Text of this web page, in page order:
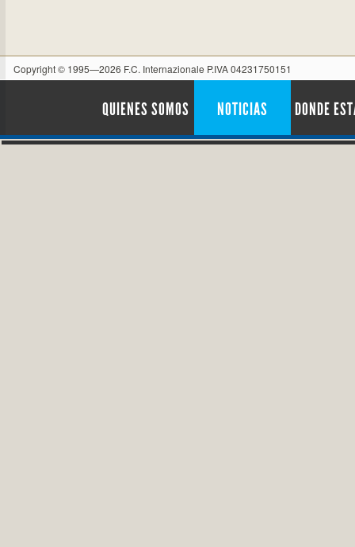
Copyright © 1995—2026 F.C. Internazionale P.IVA 04231750151
QUIENES SOMOS NOTICIAS DONDE